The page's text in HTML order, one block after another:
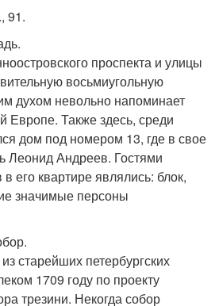
91.
проспекта и улицы
восьмиугольную
духом невольно напоминает
Европе. Также здесь, среди
дом под номером 13, где в свое
Леонид Андреев. Гостями
его квартире являлись: блок,
значимые персоны
старейших петербургских
1709 году по проекту
трезини. Некогда собор